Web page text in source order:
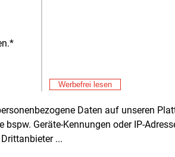
Werbefrei lesen
Daten auf unseren
Geräte-Kennungen oder IP-
...
Wie
2024
2030 jährlich
Gasen,
grünem
Netze
E&M